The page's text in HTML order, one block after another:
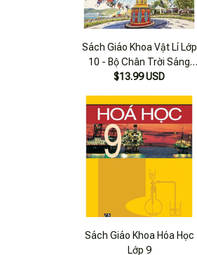
Sách Giáo Khoa Vật Lí Lớp
10 - Bộ Chân Trời Sáng
Tạo
$13.99 USD
Sách Giáo Khoa Hóa Học
Lớp 9